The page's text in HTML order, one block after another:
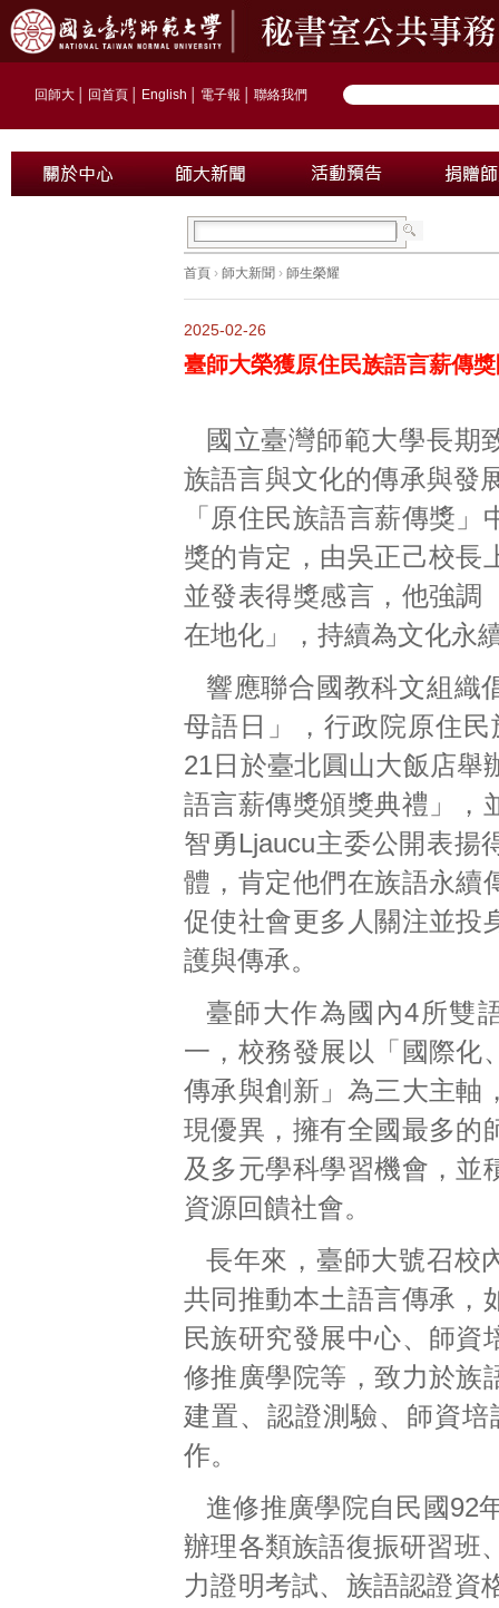
回師大 回首頁 English 電子報 聯絡我們
首頁 › 師大新聞 › 師生榮耀
2025-02-26
臺師大榮獲原住民族語言薪傳
國立臺灣師範大學長期
族語言與文化的傳承與發
「原住民族語言薪傳獎」
獎的肯定，由吳正己校長
並發表得獎感言，他強調
在地化」，持續為文化永
響應聯合國教科文組織
母語日」，行政院原住
21日於臺北圓山大飯店舉
語言薪傳獎頒獎典禮」，
智勇Ljaucu主委公開表揚
體，肯定他們在族語永續
促使社會更多人關注並投
護與傳承。
臺師大作為國內4所雙
一，校務發展以「國際化
傳承與創新」為三大主軸
現優異，擁有全國最多的
及多元學科學習機會，並
資源回饋社會。
長年來，臺師大號召校
共同推動本土語言傳承，
民族研究發展中心、師資
修推廣學院等，致力於族
建置、認證測驗、師資
作。
進修推廣學院自民國92
辦理各類族語復振研習班
力證明考試、族語認證資